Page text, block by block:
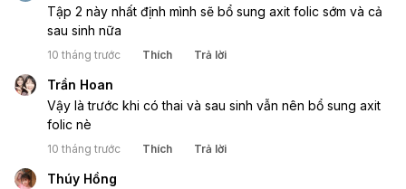
Tập 2 này nhất định mình sẽ bổ sung axit folic sớm và cả
sau sinh nữa
10 tháng trước Thích Trả lời
Trần Hoan
Vậy là trước khi có thai và sau sinh vẫn nên bổ sung axit
folic nè
10 tháng trước Thích Trả lời
Thúy Hồng